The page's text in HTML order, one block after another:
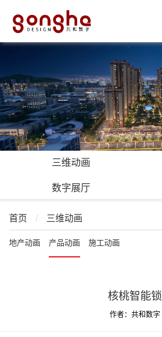
三维动画
数字展厅
首页 / 三维动画
地产动画 产品动画 施工动画
核桃智能锁
作者：共和数字